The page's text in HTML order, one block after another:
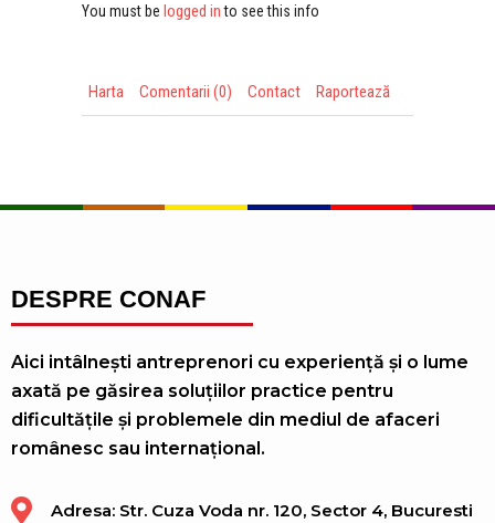
You must be logged into see this info
Harta Comentarii (0) Contact Raportează
DESPRE CONAF
Aici intâlnești antreprenori cu experiență și o lume
axată pe găsirea soluțiilor practice pentru
dificultățile și problemele din mediul de afaceri
românesc sau internațional.
Adresa: Str. Cuza Voda nr. 120, Sector 4, Bucuresti